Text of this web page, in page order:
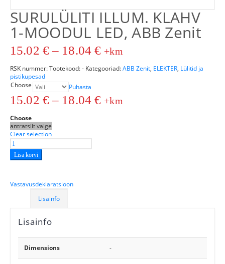
SURULÜLITI ILLUM. KLAHV
1-MOODUL LED, ABB Zenit
15.02 €– 18.04 € +km
RSK nummer:Tootekood:- Kategooriad:ABB Zenit, ELEKTER, Lülitid ja
pistikupesad
Choose
Puhasta
15.02 €– 18.04 € +km
Choose
antratsiitvalge
Clear selection
Lisa korvi
Vastavusdeklaratsioon
Lisainfo
Lisainfo
Dimensions -